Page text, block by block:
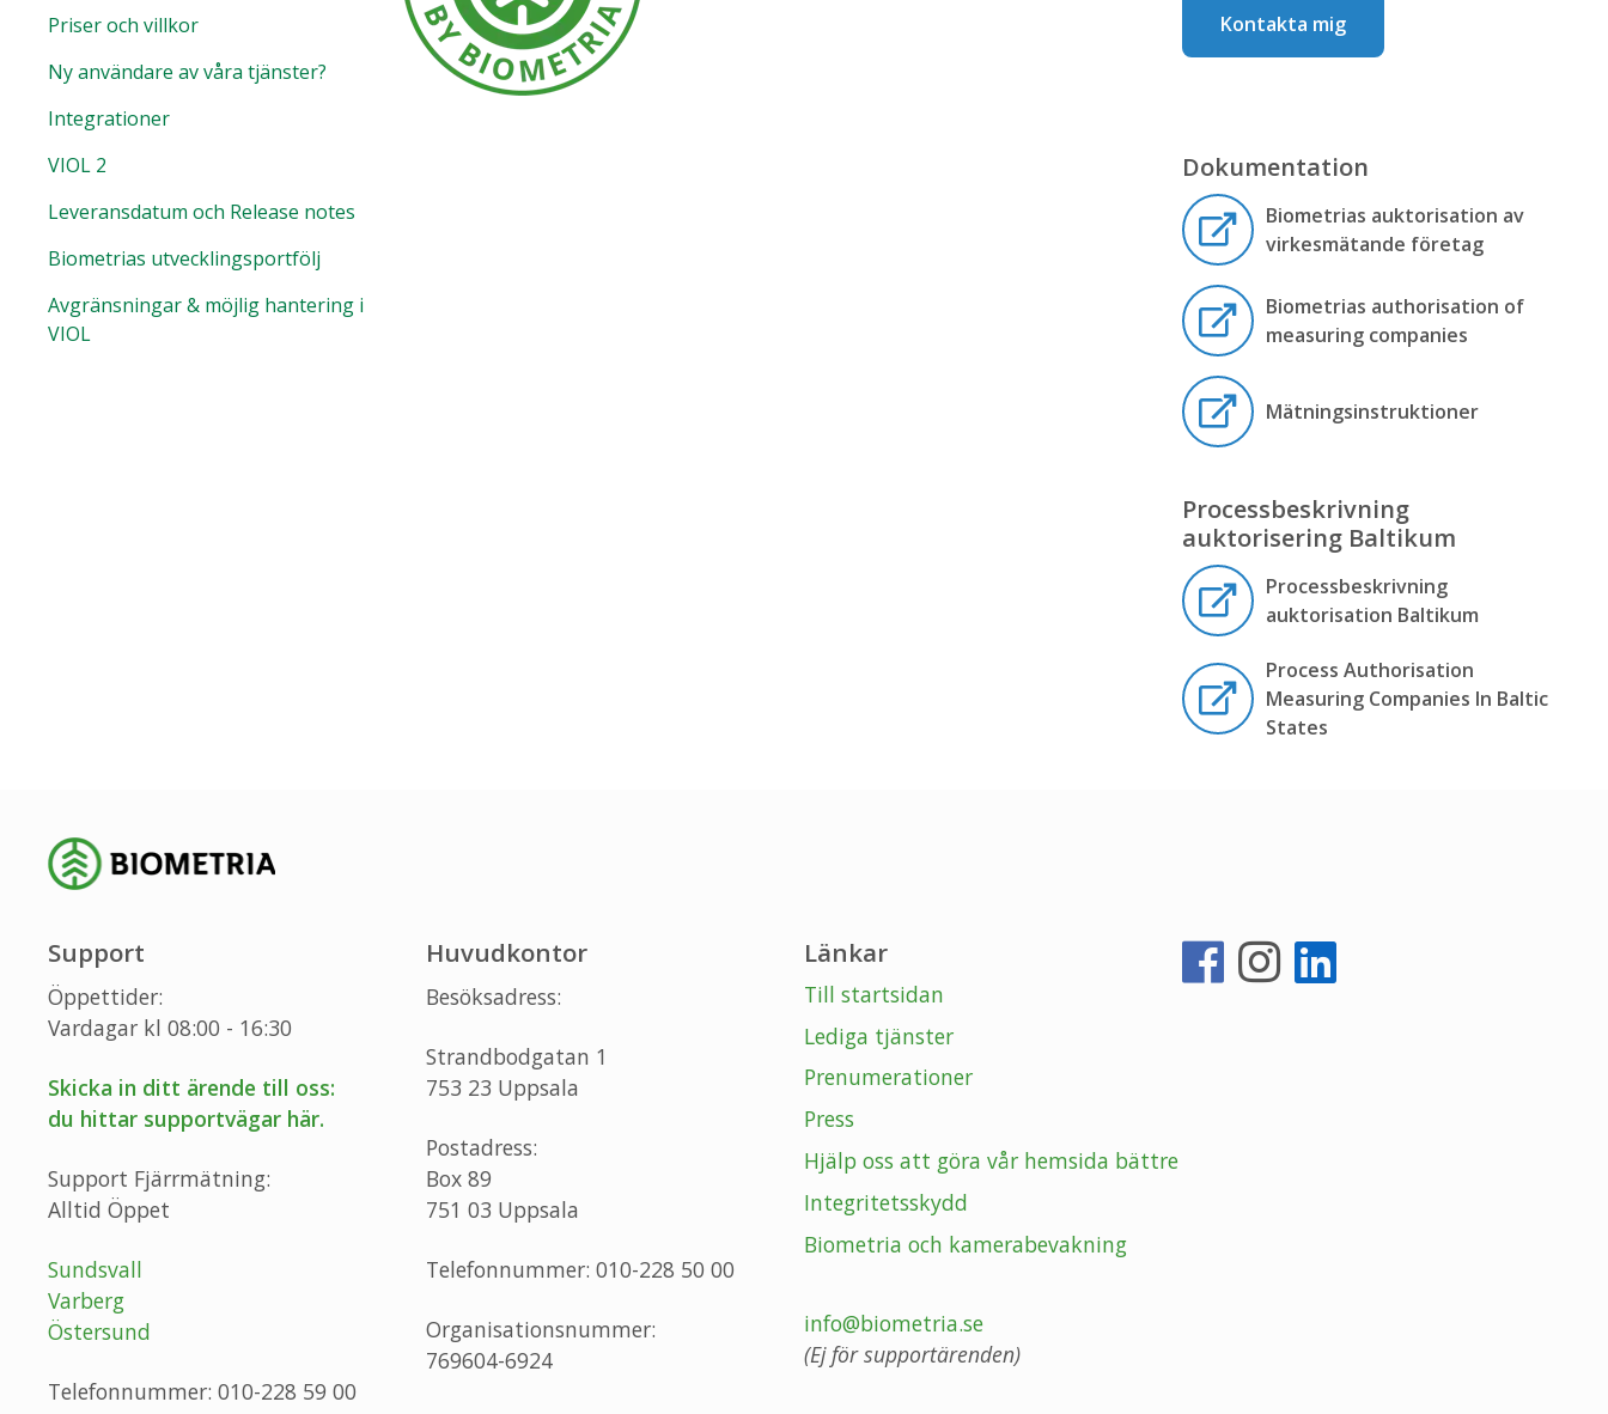
Kontakta mig
Dokumentation
Biometrias auktorisation av
virkesmätande företag
Biometrias authorisation of
measuring companies
Mätningsinstruktioner
Processbeskrivning
auktorisering Baltikum
Processbeskrivning
auktorisation Baltikum
Process Authorisation
Measuring Companies In Baltic
States
Priser och villkor
Ny användare av våra tjänster?
Integrationer
VIOL 2
Leveransdatum och Release notes
Biometrias utvecklingsportfölj
Avgränsningar & möjlig hantering i
VIOL
Support
Öppettider:
Vardagar kl 08:00 - 16:30
Skicka in ditt ärende till oss:
du hittar supportvägar här.
Support Fjärrmätning:
Alltid Öppet
Sundsvall
Varberg
Östersund
Telefonnummer: 010-228 59 00
Huvudkontor
Besöksadress:
Strandbodgatan 1
753 23 Uppsala
Postadress:
Box 89
751 03 Uppsala
Telefonnummer: 010-228 50 00
Organisationsnummer:
769604-6924
Länkar
Till startsidan
Lediga tjänster
Prenumerationer
Press
Hjälp oss att göra vår hemsida bättre
Integritetsskydd
Biometria och kamerabevakning
info@biometria.se
(Ej för supportärenden)